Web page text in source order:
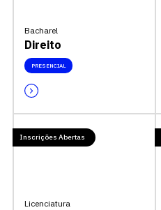
Bacharel
Direito
PRESENCIAL
Inscrições Abertas
Licenciatura